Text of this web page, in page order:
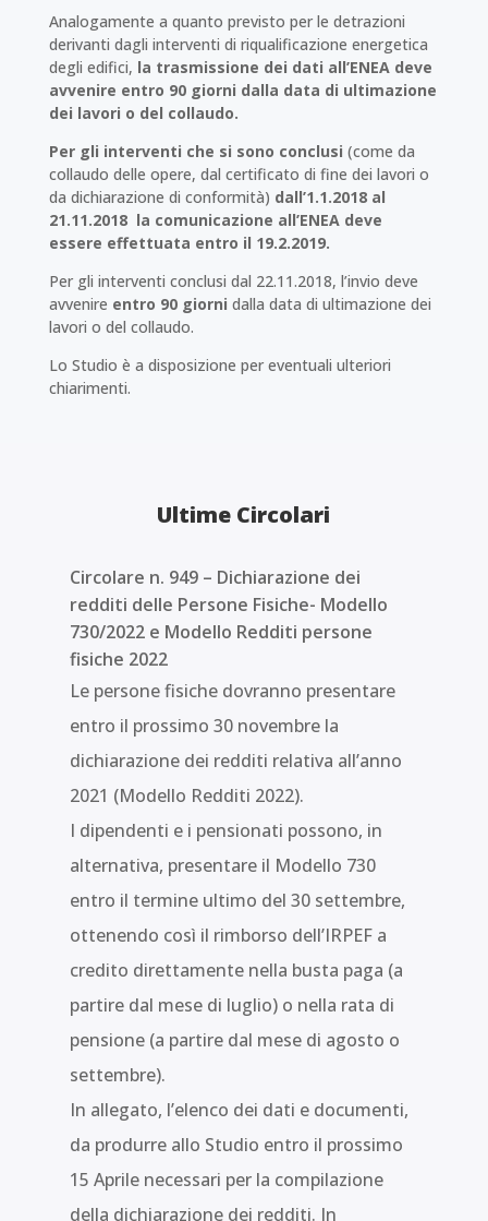
Analogamente a quanto previsto per le detrazioni
derivanti dagli interventi di riqualificazione energetica
degli edifici, la trasmissione dei dati all’ENEA deve
avvenire entro 90 giorni dalla data di ultimazione
dei lavori o del collaudo.
Per gli interventi che si sono conclusi (come da
collaudo delle opere, dal certificato di fine dei lavori o
da dichiarazione di conformità) dall’1.1.2018 al
21.11.2018 la comunicazione all’ENEA deve
essere effettuata entro il 19.2.2019.
Per gli interventi conclusi dal 22.11.2018, l’invio deve
avvenire entro 90 giorni dalla data di ultimazione dei
lavori o del collaudo.
Lo Studio è a disposizione per eventuali ulteriori
chiarimenti.
Ultime Circolari
Circolare n. 949 – Dichiarazione dei
redditi delle Persone Fisiche- Modello
730/2022 e Modello Redditi persone
fisiche 2022
Le persone fisiche dovranno presentare
entro il prossimo 30 novembre la
dichiarazione dei redditi relativa all’anno
2021 (Modello Redditi 2022).
I dipendenti e i pensionati possono, in
alternativa, presentare il Modello 730
entro il termine ultimo del 30 settembre,
ottenendo così il rimborso dell’IRPEF a
credito direttamente nella busta paga (a
partire dal mese di luglio) o nella rata di
pensione (a partire dal mese di agosto o
settembre).
In allegato, l’elenco dei dati e documenti,
da produrre allo Studio entro il prossimo
15 Aprile necessari per la compilazione
della dichiarazione dei redditi. In